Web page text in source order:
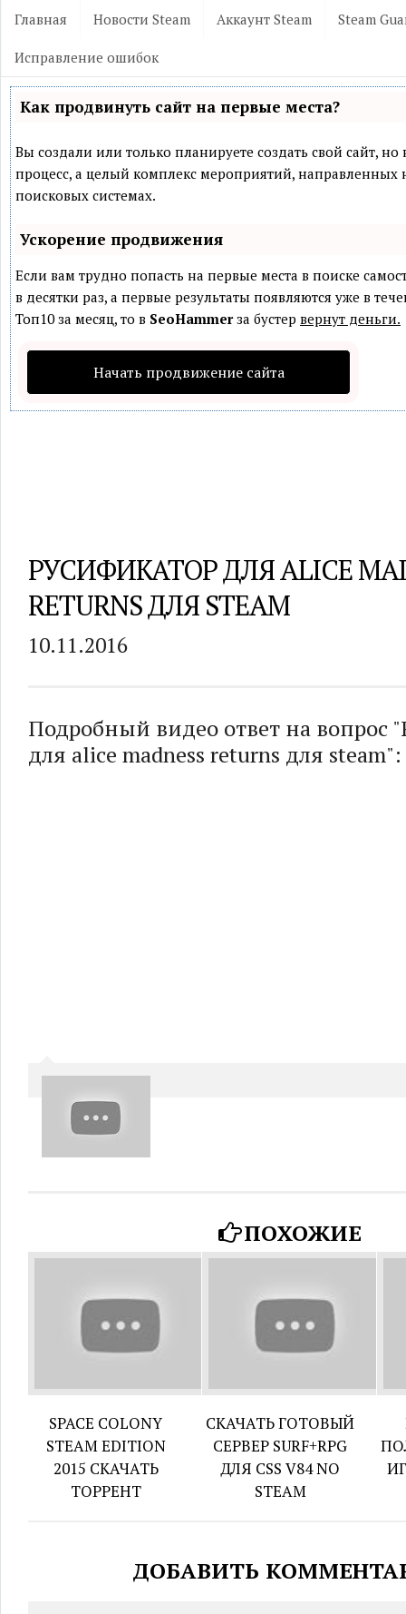
Главная Новости Steam Аккаунт Steam Steam
Исправление ошибок
Как продвинуть сайт на первые места?
Вы создали или только планируете создать свой сайт,
процесс, а целый комплекс мероприятий,
поисковых системах.
Ускорение продвижения
Если вам трудно попасть на первые места в поиске
в десятки раз, а первые результаты появляются уже в
Топ10 за месяц, то в SeoHammerза бустер вернут деньги.
Начать продвижение сайта
РУСИФИКАТОР ДЛЯ ALICE
RETURNS ДЛЯ STEAM
10.11.2016
Подробный видео ответ на вопрос
для alice madness returns для steam":
ПОХОЖИЕ
SPACE COLONY
STEAM EDITION
2015 СКАЧАТЬ
ТОРРЕНТ
СКАЧАТЬ ГОТОВЫЙ
СЕРВЕР SURF+RPG
ДЛЯ CSS V84 NO
STEAM
ДОБАВИТЬ